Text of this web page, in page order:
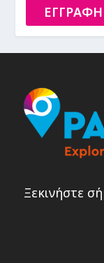
ΕΓΓΡΑΦΗ
Ξεκινήστε